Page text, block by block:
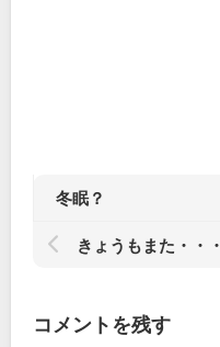
冬眠？
きょうもまた・・・
コメントを残す